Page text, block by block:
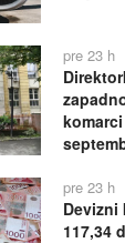
pre 23 h
pre 23 h
Devizni
117,34